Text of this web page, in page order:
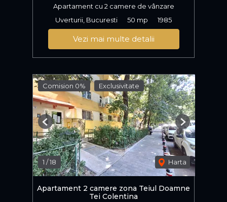
Apartament cu 2 camere de vânzare
Uverturii, Bucuresti
50 mp 1985
Vezi mai multe detalii
Comision 0% Exclusivitate
1 /18 Harta
Previous Next
Apartament 2 camere zona Teiul Doamne
Tei Colentina